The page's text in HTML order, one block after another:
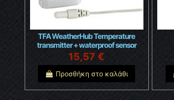
TFA WeatherHub Temperature
transmitter + waterproof sensor
15,57 €
Προσθήκη στο καλάθι